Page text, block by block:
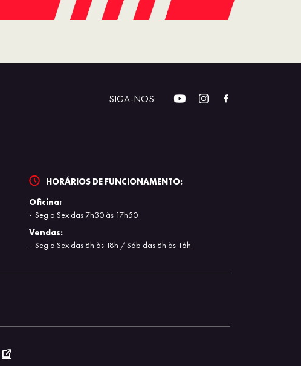
SIGA-NOS:
HORÁRIOS DE FUNCIONAMENTO:
Oficina:
Seg a Sex das 7h30 às 17h50
Vendas:
Seg a Sex das 8h às 18h / Sáb das 8h às 16h